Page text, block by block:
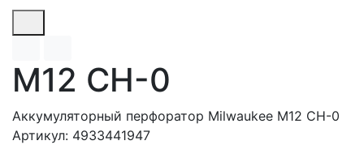
M12 CH-0
Аккумуляторный перфоратор Milwaukee M12 CH-0
Артикул: 4933441947